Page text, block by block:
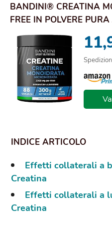
BANDINI® CREATINA
FREE IN POLVERE
INTEGRATORE PER AL...
Effetti collaterali a
Creatina
Effetti collaterali a
Creatina